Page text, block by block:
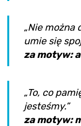
„Nie można
umie się
za motyw:
„To, co
jesteśmy.”
za motyw: